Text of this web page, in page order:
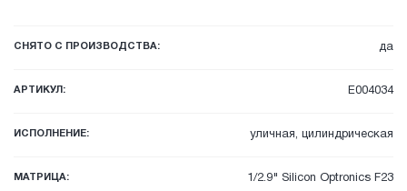
СНЯТО С ПРОИЗВОДСТВА: да
АРТИКУЛ: E004034
ИСПОЛНЕНИЕ: уличная, цилиндрическая
МАТРИЦА: 1/2.9" Silicon Optronics F23